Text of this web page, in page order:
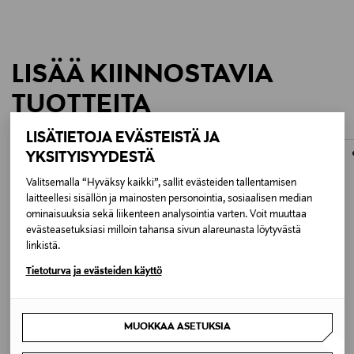
LISÄTIETOJA EVÄSTEISTÄ JA
YKSITYISYYDESTÄ
Valitsemalla “Hyväksy kaikki”, sallit evästeiden tallentamisen
laitteellesi sisällön ja mainosten personointia, sosiaalisen median
ominaisuuksia sekä liikenteen analysointia varten. Voit muuttaa
evästeasetuksiasi milloin tahansa sivun alareunasta löytyvästä
linkistä.
Tietoturva ja evästeiden käyttö
MUOKKAA ASETUKSIA
LISÄÄ KIINNOSTAVIA
TUOTTEITA
ALESSI
ETUKUPONKITUOTE
WILFA